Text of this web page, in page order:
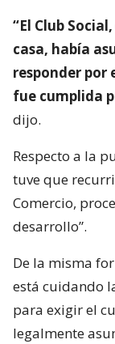
“El Club
casa, había
responder por
fue cumplida
dijo.
Respecto a la
tuve que
Comercio,
desarrollo”.
De la misma
está cuidando
para exigir el
legalmente